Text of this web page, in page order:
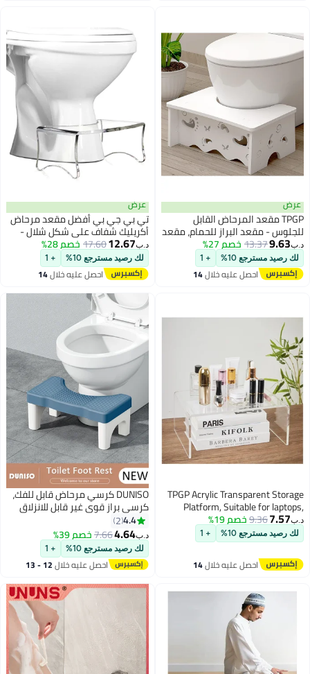
عرض
TPGP مقعد المرحاض القابل
للجلوس - مقعد البراز للحمام، مقعد
المرحاض
د.ب‏9.63
13.37خصم 27%
لك رصيد مسترجع 10% + 1
احصل عليه خلال14
عرض
تي بي جي بي أفضل مقعد مرحاض
أكريليك شفاف على شكل شلال -
مقعد تواليت للجلوس القرفصاء
د.ب‏12.67
17.60خصم 28%
لك رصيد مسترجع 10% + 1
احصل عليه خلال14
TPGP Acrylic Transparent Storage
Platform, Suitable for laptops,
Small Art Decorations, Leg stools,
Shoe Changing stools
د.ب‏7.57
9.36خصم 19%
لك رصيد مسترجع 10% + 1
احصل عليه خلال14
DUNISO كرسي مرحاض قابل للفك،
كرسي براز قوي غير قابل للانزلاق
للبالغين مع تدليك للقدم، يمنع
الإمساك، مسند للقدم لتحسين حركة
الأمعاء، أزرق
4.4
2
د.ب‏4.64
7.66خصم 39%
لك رصيد مسترجع 10% + 1
احصل عليه خلال 12 - 13